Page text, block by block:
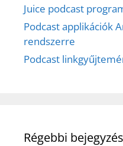
Juice podcast
Podcast applikációk
rendszerre
Podcast
Régebbi